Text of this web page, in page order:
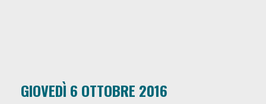
GIOVEDÌ 6 OTTOBRE 2016